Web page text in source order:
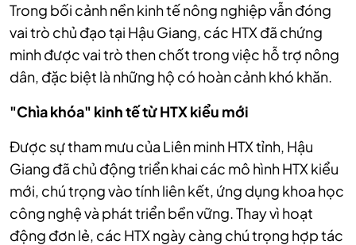
Trong bối cảnh nền kinh tế nông nghiệp vẫn đóng
vai trò chủ đạo tại Hậu Giang, các HTX đã chứng
minh được vai trò then chốt trong việc hỗ trợ nông
dân, đặc biệt là những hộ có hoàn cảnh khó khăn.
"Chìa khóa" kinh tế từ HTX kiểu mới
Được sự tham mưu của Liên minh HTX tỉnh, Hậu
Giang đã chủ động triển khai các mô hình HTX kiểu
mới, chú trọng vào tính liên kết, ứng dụng khoa học
công nghệ và phát triển bền vững. Thay vì hoạt
động đơn lẻ, các HTX ngày càng chú trọng hợp tác